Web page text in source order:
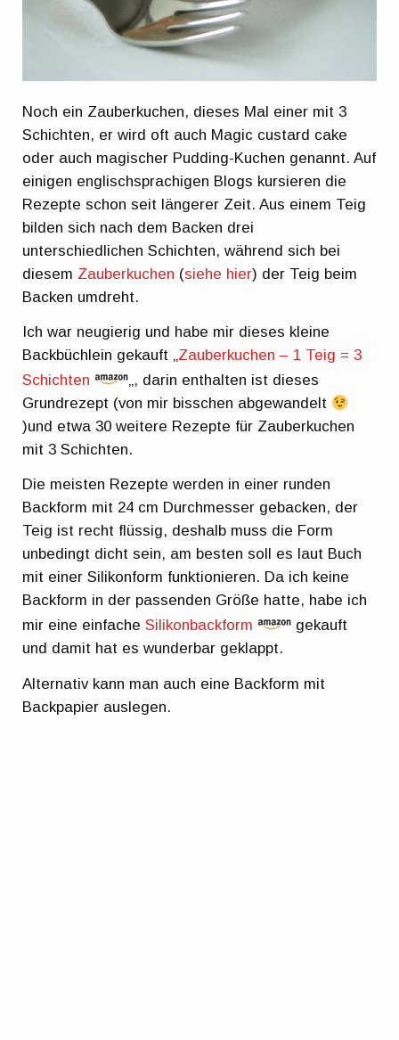
Noch ein Zauberkuchen, dieses Mal einer mit 3
Schichten, er wird oft auch Magic custard cake
oder auch magischer Pudding-Kuchen genannt. Auf
einigen englischsprachigen Blogs kursieren die
Rezepte schon seit längerer Zeit. Aus einem Teig
bilden sich nach dem Backen drei
unterschiedlichen Schichten, während sich bei
diesem Zauberkuchen (siehe hier) der Teig beim
Backen umdreht.
Ich war neugierig und habe mir dieses kleine
Backbüchlein gekauft „Zauberkuchen – 1 Teig = 3
Schichten
„, darin enthalten ist dieses
Grundrezept (von mir bisschen abgewandelt
)und etwa 30 weitere Rezepte für Zauberkuchen
mit 3 Schichten.
Die meisten Rezepte werden in einer runden
Backform mit 24 cm Durchmesser gebacken, der
Teig ist recht flüssig, deshalb muss die Form
unbedingt dicht sein, am besten soll es laut Buch
mit einer Silikonform funktionieren. Da ich keine
Backform in der passenden Größe hatte, habe ich
mir eine einfacheSilikonbackform
gekauft
und damit hat es wunderbar geklappt.
Alternativ kann man auch eine Backform mit
Backpapier auslegen.